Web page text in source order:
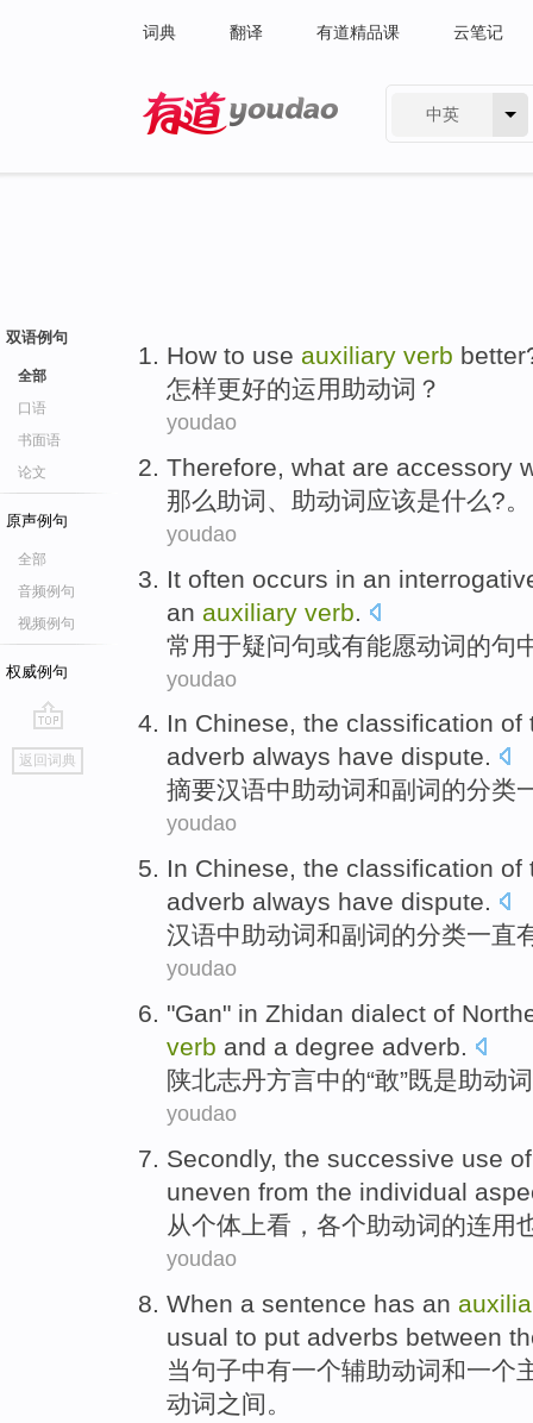
词典 翻译 有道精品课 云笔记
中英
双语例句
全部
口语
书面语
论文
原声例句
全部
音频例句
视频例句
权威例句
go
top
返回词典
How to use auxiliary verb better
怎样更好的运用 助动词 ？
youdao
Therefore, what are accessory
那么 助词 、 助动词应该是什么?。
youdao
It often occurs in an
an auxiliary verb
常 用于疑问句或有能愿动词的句
youdao
In Chinese, the classification of
adverb always have dispute.
摘要汉语中 助动词和副词的分类
youdao
In Chinese, the classification of
adverb always have dispute.
汉语中 助动词和副词的分类一直
youdao
"Gan" in Zhidan dialect of
verb and a degree adverb.
陕北志丹方言中的“敢”既是助动词
youdao
Secondly, the successive use of
uneven from the individual
从个体 上看， 各个助动词的连用
youdao
When a sentence has an
usual to put adverbs between
当句子中有一个辅助动词和一个
动词 之间 。